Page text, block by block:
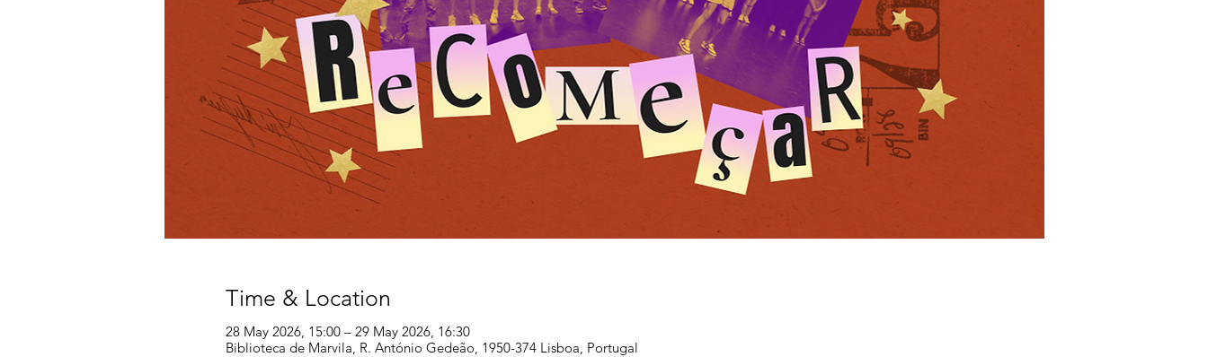
Time & Location
28 May 2026, 15:00 – 29 May 2026, 16:30
Biblioteca de Marvila, R. António Gedeão, 1950-374 Lisboa, Portugal